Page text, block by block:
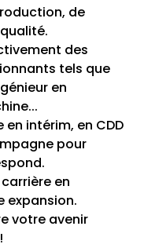
de
des
tels que
en
intérim, en CDD
pour
en
expansion.
votre avenir